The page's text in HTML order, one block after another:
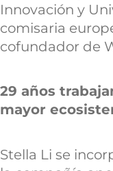
Innovación y
comisaria
cofundador de
29 años
mayor
Stella Li se